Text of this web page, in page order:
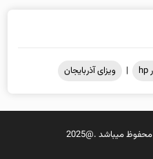
میباشد .@2025